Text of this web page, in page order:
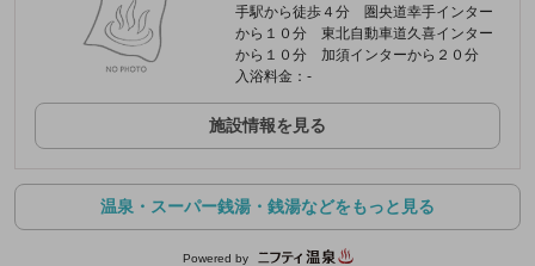
手駅から徒歩４分 圏央道幸手インター
から１０分 東北自動車道久喜インター
から１０分 加須インターから２０分
入浴料金：-
施設情報を見る
温泉・スーパー銭湯・銭湯などをもっと見る
Powered by